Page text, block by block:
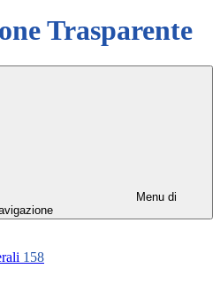
Trasparente
Menu di
158